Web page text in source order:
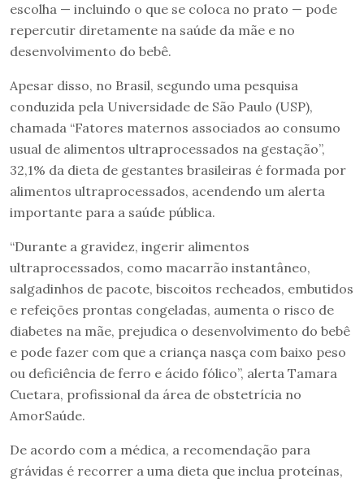
escolha — incluindo o que se coloca no prato — pode
repercutir diretamente na saúde da mãe e no
desenvolvimento do bebê.
Apesar disso, no Brasil, segundo uma pesquisa
conduzida pela Universidade de São Paulo (USP),
chamada “Fatores maternos associados ao consumo
usual de alimentos ultraprocessados na gestação”,
32,1% da dieta de gestantes brasileiras é formada por
alimentos ultraprocessados, acendendo um alerta
importante para a saúde pública.
“Durante a gravidez, ingerir alimentos
ultraprocessados, como macarrão instantâneo,
salgadinhos de pacote, biscoitos recheados, embutidos
e refeições prontas congeladas, aumenta o risco de
diabetes na mãe, prejudica o desenvolvimento do bebê
e pode fazer com que a criança nasça com baixo peso
ou deficiência de ferro e ácido fólico”, alerta Tamara
Cuetara, profissional da área de obstetrícia no
AmorSaúde.
De acordo com a médica, a recomendação para
grávidas é recorrer a uma dieta que inclua proteínas,